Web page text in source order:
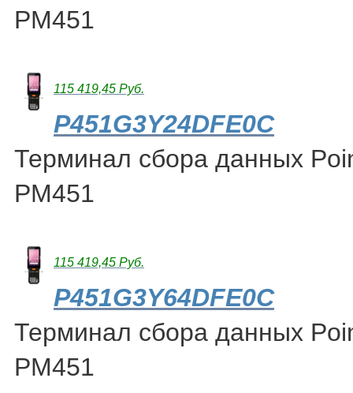
PM451
115 419,45 Руб.
P451G3Y24DFE0C
Терминал сбора данных
PM451
115 419,45 Руб.
P451G3Y64DFE0C
Терминал сбора данных
PM451